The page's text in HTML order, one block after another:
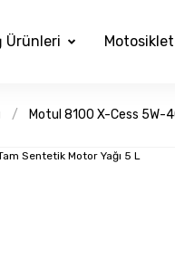
Ürünleri Motosiklet
Motul 8100 X-Cess 5W-